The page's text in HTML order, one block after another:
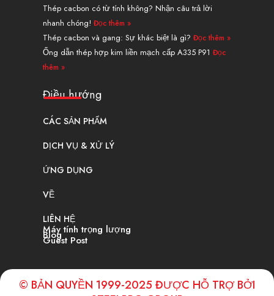
Thép cacbon có từ tính không? Nhận câu trả lời
nhanh chóng! Đọc thêm »
Thép cacbon và gang: Sự khác biệt là gì? Đọc thêm »
Ống dẫn thép hợp kim liền mạch cấp A335 P91 Đọc
thêm »
Điều hướng
CÁC SẢN PHẨM
DỊCH VỤ & XỬ LÝ
ỨNG DỤNG
VỀ
LIÊN HỆ
Máy tính trọng lượng
Blog
Guest Post
© BẢN QUYỀN 1999-2025 ĐƯỢC HỖ TRỢ BỞI